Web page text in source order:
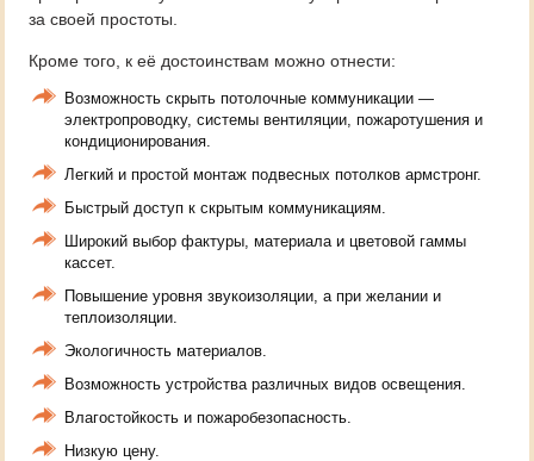
за своей простоты.
Кроме того, к её достоинствам можно отнести:
Возможность скрыть потолочные коммуникации —
электропроводку, системы вентиляции, пожаротушения и
кондиционирования.
Легкий и простой монтаж подвесных потолков армстронг.
Быстрый доступ к скрытым коммуникациям.
Широкий выбор фактуры, материала и цветовой гаммы
кассет.
Повышение уровня звукоизоляции, а при желании и
теплоизоляции.
Экологичность материалов.
Возможность устройства различных видов освещения.
Влагостойкость и пожаробезопасность.
Низкую цену.